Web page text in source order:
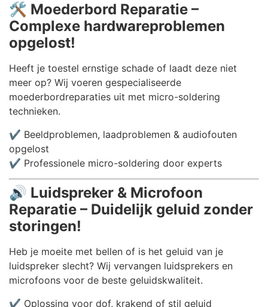
🛠️ Moederbord Reparatie –
Complexe hardwareproblemen
opgelost!
Heeft je toestel ernstige schade of laadt deze niet
meer op? Wij voeren gespecialiseerde
moederbordreparaties uit met micro-soldering
technieken.
✔️ Beeldproblemen, laadproblemen & audiofouten
opgelost
✔️ Professionele micro-soldering door experts
🔊 Luidspreker & Microfoon
Reparatie – Duidelijk geluid zonder
storingen!
Heb je moeite met bellen of is het geluid van je
luidspreker slecht? Wij vervangen luidsprekers en
microfoons voor de beste geluidskwaliteit.
✔️ Oplossing voor dof, krakend of stil geluid